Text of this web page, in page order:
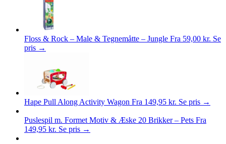
Floss & Rock – Male & Tegnemåtte – Jungle Fra 59,00 kr. Se
pris →
Hape Pull Along Activity Wagon Fra 149,95 kr. Se pris →
Puslespil m. Formet Motiv & Æske 20 Brikker – Pets Fra
149,95 kr. Se pris →